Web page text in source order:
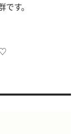
す。